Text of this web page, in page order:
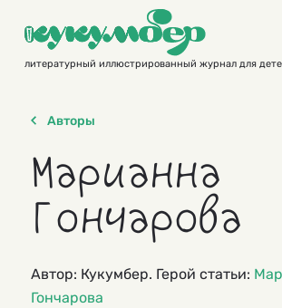
contentлитературный иллюстрированный журнал для
Авторы
Марианна
Гончарова
Автор: Кукумбер. Герой статьи:
Гончарова